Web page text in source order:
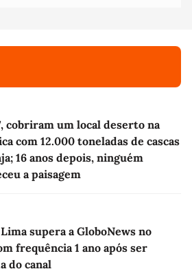
cobriram um local deserto na
com 12.000 toneladas de cascas
16 anos depois, ninguém
a paisagem
supera a GloboNews no
frequência 1 ano após ser
do canal